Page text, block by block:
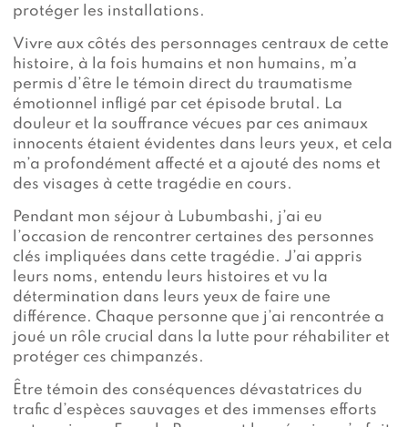
protéger les installations.
Vivre aux côtés des personnages centraux de cette
histoire, à la fois humains et non humains, m’a
permis d’être le témoin direct du traumatisme
émotionnel infligé par cet épisode brutal. La
douleur et la souffrance vécues par ces animaux
innocents étaient évidentes dans leurs yeux, et cela
m’a profondément affecté et a ajouté des noms et
des visages à cette tragédie en cours.
Pendant mon séjour à Lubumbashi, j’ai eu
l’occasion de rencontrer certaines des personnes
clés impliquées dans cette tragédie. J’ai appris
leurs noms, entendu leurs histoires et vu la
détermination dans leurs yeux de faire une
différence. Chaque personne que j’ai rencontrée a
joué un rôle crucial dans la lutte pour réhabiliter et
protéger ces chimpanzés.
Être témoin des conséquences dévastatrices du
trafic d’espèces sauvages et des immenses efforts